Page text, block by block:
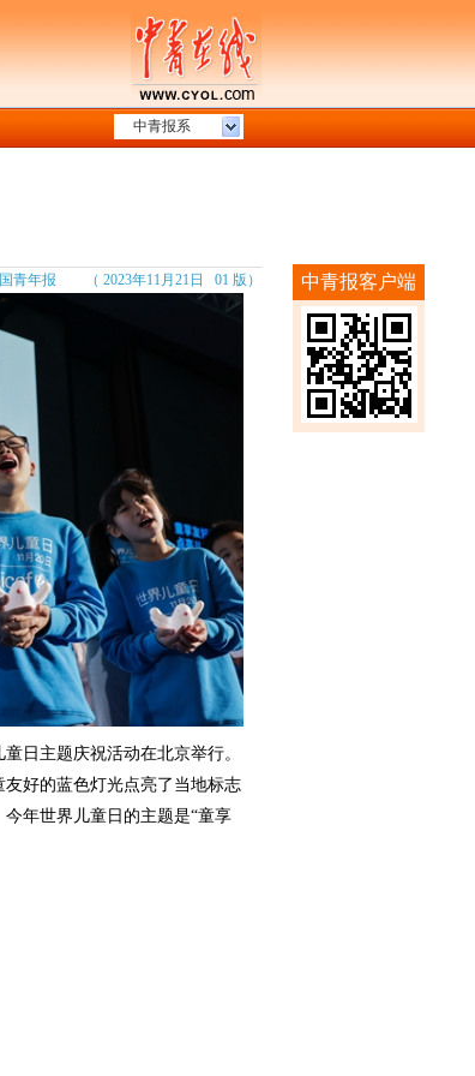
中青报客户端
中青报系
年报 （ 2023年11月21日 01 版）
日主题庆祝活动在北京举行。
好的蓝色灯光点亮了当地标志
年世界儿童日的主题是“童享